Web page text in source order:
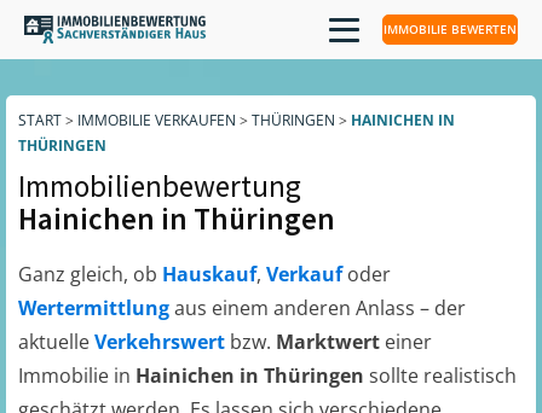
IMMOBILIE BEWERTEN
START> IMMOBILIE VERKAUFEN > THÜRINGEN > HAINICHEN IN
THÜRINGEN
Immobilienbewertung
Hainichen in Thüringen
Ganz gleich, ob Hauskauf, Verkaufoder
Wertermittlungaus einem anderen Anlass – der
aktuelleVerkehrswert bzw. Marktwert einer
Immobilie in Hainichen in Thüringen sollte realistisch